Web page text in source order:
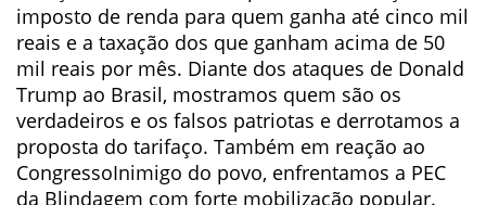
imposto de renda para quem ganha até cinco mil
reais e a taxação dos que ganham acima de 50
mil reais por mês. Diante dos ataques de Donald
Trump ao Brasil, mostramos quem são os
verdadeiros e os falsos patriotas e derrotamos a
proposta do tarifaço. Também em reação ao
CongressoInimigo do povo, enfrentamos a PEC
da Blindagem com forte mobilização popular.